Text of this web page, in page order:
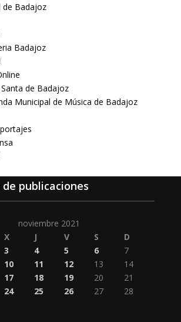
de Badajoz
Badajoz
de Badajoz
Municipal de Música de Badajoz
publicaciones
noviembre 2021
X J V S
D
3 4 5 6
7
10 11 12 13
14
17 18 19 20
21
24 25 26 27
28